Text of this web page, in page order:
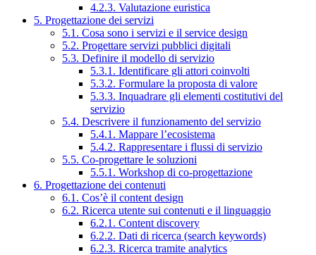
4.2.3. Valutazione euristica
5. Progettazione dei servizi
5.1. Cosa sono i servizi e il service design
5.2. Progettare servizi pubblici digitali
5.3. Definire il modello di servizio
5.3.1. Identificare gli attori coinvolti
5.3.2. Formulare la proposta di valore
5.3.3. Inquadrare gli elementi costitutivi del
servizio
5.4. Descrivere il funzionamento del servizio
5.4.1. Mappare l’ecosistema
5.4.2. Rappresentare i flussi di servizio
5.5. Co-progettare le soluzioni
5.5.1. Workshop di co-progettazione
6. Progettazione dei contenuti
6.1. Cos’è il content design
6.2. Ricerca utente sui contenuti e il linguaggio
6.2.1. Content discovery
6.2.2. Dati di ricerca (search keywords)
6.2.3. Ricerca tramite analytics